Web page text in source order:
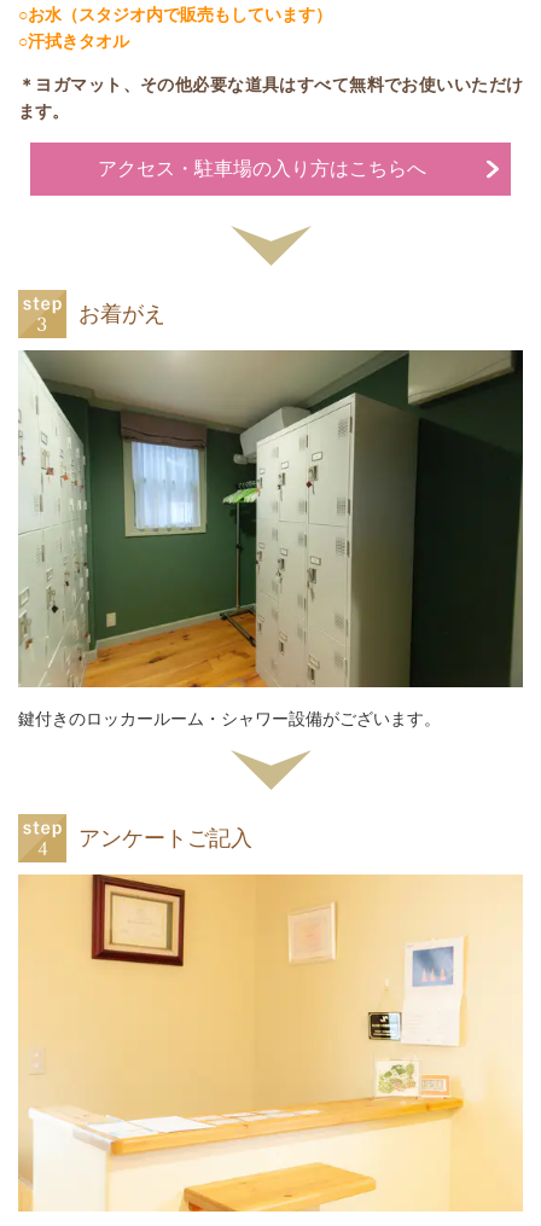
○お水（スタジオ内で販売もしています）
○汗拭きタオル
＊ヨガマット、その他必要な道具はすべて無料でお使いいただけ
ます。
アクセス・駐車場の入り方はこちらへ
お着がえ
鍵付きのロッカールーム・シャワー設備がございます。
アンケートご記入